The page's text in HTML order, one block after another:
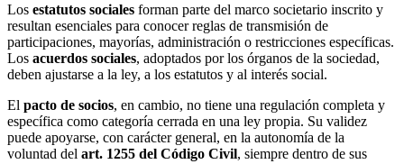
Los estatutos sociales forman parte del marco societario inscrito y
resultan esenciales para conocer reglas de transmisión de
participaciones, mayorías, administración o restricciones específicas.
Los acuerdos sociales, adoptados por los órganos de la sociedad,
deben ajustarse a la ley, a los estatutos y al interés social.
El pacto de socios, en cambio, no tiene una regulación completa y
específica como categoría cerrada en una ley propia. Su validez
puede apoyarse, con carácter general, en la autonomía de la
voluntad del art. 1255 del Código Civil, siempre dentro de sus